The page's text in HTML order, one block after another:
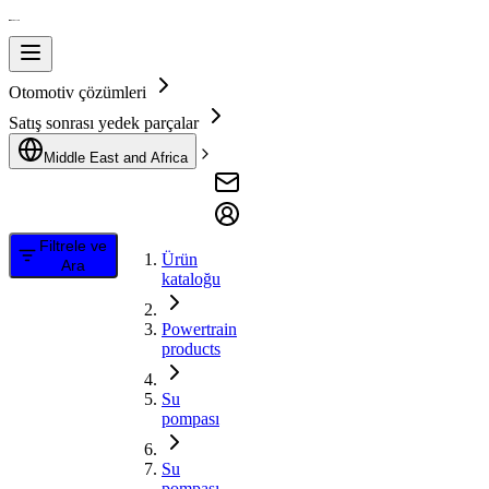
Otomotiv çözümleri
Satış sonrası yedek parçalar
Middle East and Africa
Filtrele ve
Ara
Ürün
kataloğu
Powertrain
products
Su
pompası
Su